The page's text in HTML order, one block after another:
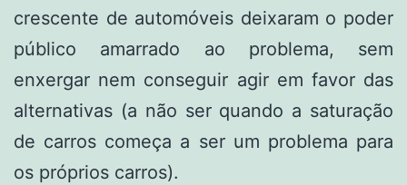
crescente de automóveis deixaram o poder
público amarrado ao problema, sem
enxergar nem conseguir agir em favor das
alternativas (a não ser quando a saturação
de carros começa a ser um problema para
os próprios carros).